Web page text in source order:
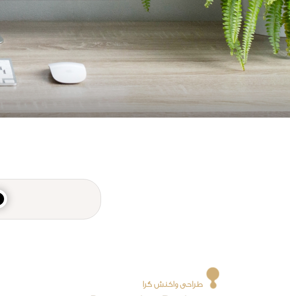
طراحی واکنش گرا